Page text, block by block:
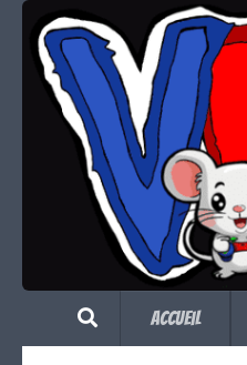
Skip to content
Accueil